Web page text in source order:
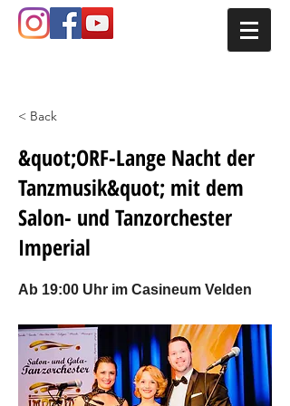
< Back
&quot;ORF-Lange Nacht der
Tanzmusik&quot; mit dem
Salon- und Tanzorchester
Imperial
Ab 19:00 Uhr im Casineum Velden